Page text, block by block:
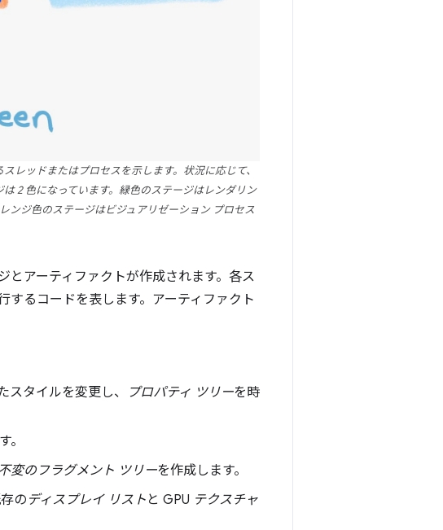
レッドまたはプロセスを示します。状況に応じて、
2 色になっています。緑色のステージはレンダリン
ンジ色のステージはビジュアリゼーション プロセス
とアーティファクトが作成されます。各ス
するコードを表します。アーティファクト
タイルを変更し、 プロパティ ツリーを時
。
不変のフラグメント ツリーを作成します。
の ディスプレイ リスト と GPU テクスチャ